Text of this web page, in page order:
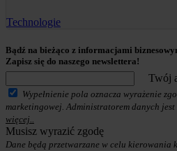
Technologie
Bądź na bieżąco z informacjami
Zapisz się do naszego newslettera!
Twój
Wypełnienie pola oznacza wyrażenie
marketingowej. Administratorem danych jest
więcej..
Musisz wyrazić zgodę
Dane będą przetwarzane w celu kierowania